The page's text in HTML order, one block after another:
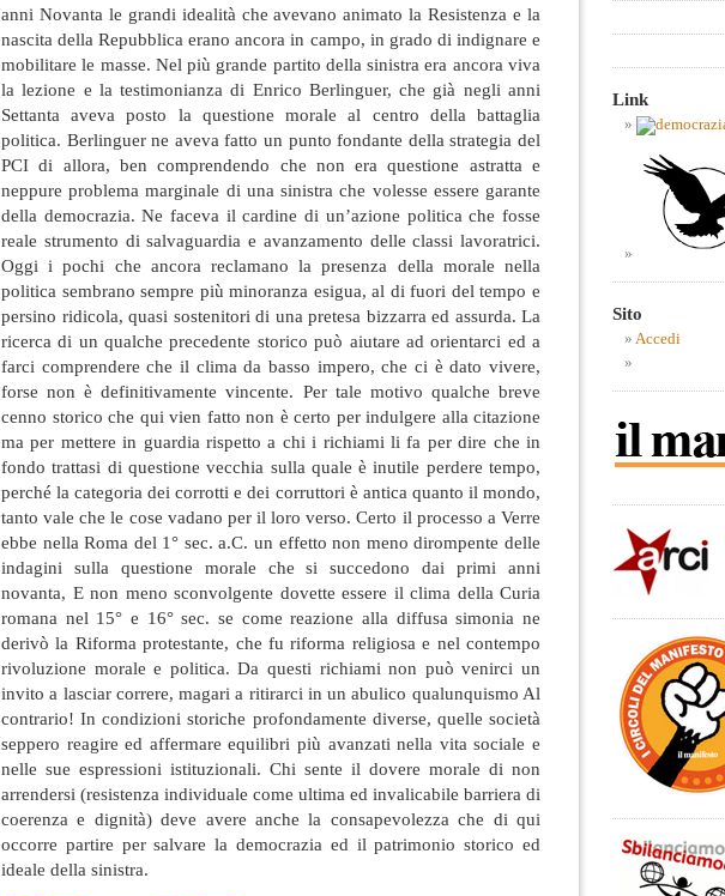
anni Novanta le grandi idealità che avevano animato la Resistenza e la
nascita della Repubblica erano ancora in campo, in grado di indignare e
mobilitare le masse. Nel più grande partito della sinistra era ancora viva
la lezione e la testimonianza di Enrico Berlinguer, che già negli anni
Settanta aveva posto la questione morale al centro della battaglia
politica. Berlinguer ne aveva fatto un punto fondante della strategia del
PCI di allora, ben comprendendo che non era questione astratta e
neppure problema marginale di una sinistra che volesse essere garante
della democrazia. Ne faceva il cardine di un’azione politica che fosse
reale strumento di salvaguardia e avanzamento delle classi lavoratrici.
Oggi i pochi che ancora reclamano la presenza della morale nella
politica sembrano sempre più minoranza esigua, al di fuori del tempo e
persino ridicola, quasi sostenitori di una pretesa bizzarra ed assurda. La
ricerca di un qualche precedente storico può aiutare ad orientarci ed a
farci comprendere che il clima da basso impero, che ci è dato vivere,
forse non è definitivamente vincente. Per tale motivo qualche breve
cenno storico che qui vien fatto non è certo per indulgere alla citazione
ma per mettere in guardia rispetto a chi i richiami li fa per dire che in
fondo trattasi di questione vecchia sulla quale è inutile perdere tempo,
perché la categoria dei corrotti e dei corruttori è antica quanto il mondo,
tanto vale che le cose vadano per il loro verso. Certo il processo a Verre
ebbe nella Roma del 1° sec. a.C. un effetto non meno dirompente delle
indagini sulla questione morale che si succedono dai primi anni
novanta, E non meno sconvolgente dovette essere il clima della Curia
romana nel 15° e 16° sec. se come reazione alla diffusa simonia ne
derivò la Riforma protestante, che fu riforma religiosa e nel contempo
rivoluzione morale e politica. Da questi richiami non può venirci un
invito a lasciar correre, magari a ritirarci in un abulico qualunquismo Al
contrario! In condizioni storiche profondamente diverse, quelle società
seppero reagire ed affermare equilibri più avanzati nella vita sociale e
nelle sue espressioni istituzionali. Chi sente il dovere morale di non
arrendersi (resistenza individuale come ultima ed invalicabile barriera di
coerenza e dignità) deve avere anche la consapevolezza che di qui
occorre partire per salvare la democrazia ed il patrimonio storico ed
ideale della sinistra.
Link
Sito
Accedi